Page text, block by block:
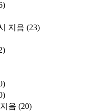
지음 (23)
음 (20)